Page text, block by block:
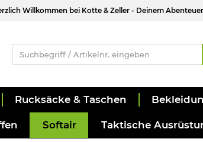
Willkommen bei Kotte & Zeller - Deinem
Rucksäcke & Taschen
Softair Taktische